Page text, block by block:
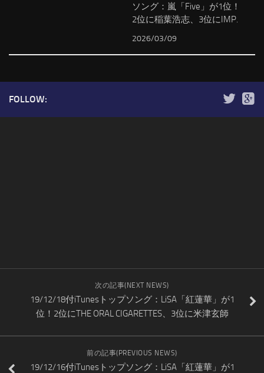
ソング：嵐「Five」が1位！
2位に稲葉浩志、3位にIMP.
2026/03/09
FOLLOW:
次の記事(NEXT NEWS)
19/12/18付iTunesトップソング：LiSA「紅蓮華」が1
位！2位にTHE ORAL CIGARETTES、3位に米津玄師
前の記事(PREVIOUS NEWS)
19/12/16付iTunesトップソング：LiSA「紅蓮華」が1